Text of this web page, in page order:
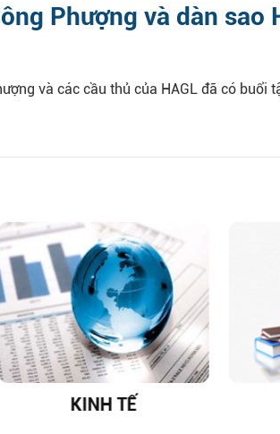
Phượng và dàn sao
và các cầu thủ của HAGL đã có buổi
KINH TẾ